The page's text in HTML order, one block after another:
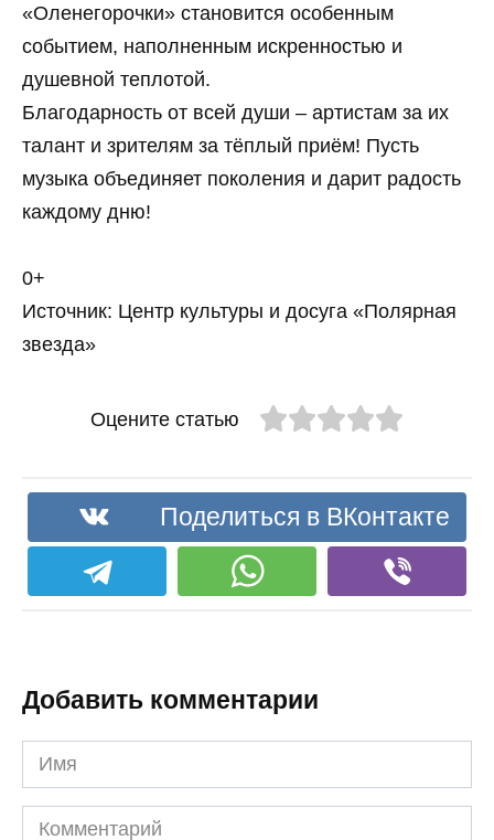
«Оленегорочки» становится особенным
событием, наполненным искренностью и
душевной теплотой.
Благодарность от всей души – артистам за их
талант и зрителям за тёплый приём! Пусть
музыка объединяет поколения и дарит радость
каждому дню!
0+
Источник: Центр культуры и досуга «Полярная
звезда»
Оцените статью
Поделиться в ВКонтакте
Добавить комментарии
Имя
Комментарий